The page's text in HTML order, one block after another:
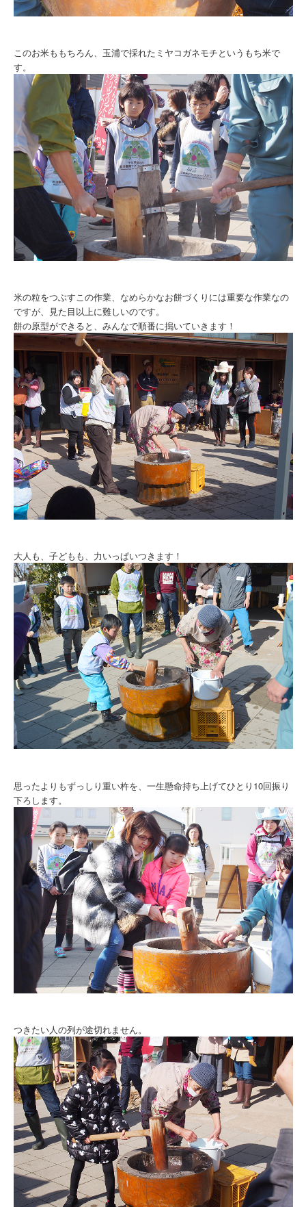
このお米ももちろん、玉浦で採れたミヤコガネモチというもち米で
す。
米の粒をつぶすこの作業、なめらかなお餅づくりには重要な作業なの
ですが、見た目以上に難しいのです。
餅の原型ができると、みんなで順番に搗いていきます！
大人も、子どもも、力いっぱいつきます！
思ったよりもずっしり重い杵を、一生懸命持ち上げてひとり10回振り
下ろします。
つきたい人の列が途切れません。